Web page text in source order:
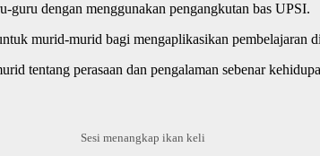
guru dengan menggunakan pengangkutan bas UPSI.
murid-murid bagi mengaplikasikan pembelajaran
tentang perasaan dan pengalaman sebenar
Sesi menangkap ikan keli